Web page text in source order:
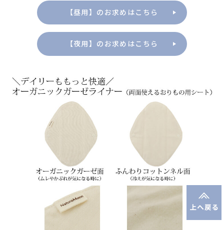
【昼用】のお求めはこちら
【夜用】のお求めはこちら